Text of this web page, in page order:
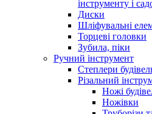
інструменту і
Диски
Шліфувальні
Торцеві головки
Зубила, піки
Ручний інструмент
Степлери
Різальний
Ножі
Ножівки